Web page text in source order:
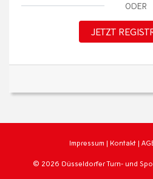
ODER
JETZT
Impressum | Kontakt |
© 2026 Düsseldorfer Turn- und